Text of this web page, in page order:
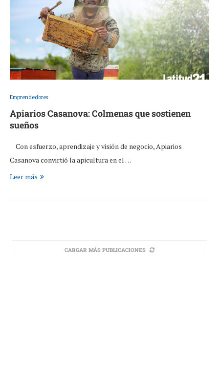
Emprendedores
Apiarios Casanova: Colmenas que sostienen
sueños
Con esfuerzo, aprendizaje y visión de negocio, Apiarios
Casanova convirtió la apicultura en el …
Leer más
CARGAR MÁS PUBLICACIONES